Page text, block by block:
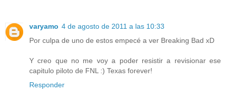
varyamo 4 de agosto de 2011 a las 10:33
Por culpa de uno de estos empecé a ver Breaking Bad xD
Y creo que no me voy a poder resistir a revisionar ese
capitulo piloto de FNL :) Texas forever!
Responder